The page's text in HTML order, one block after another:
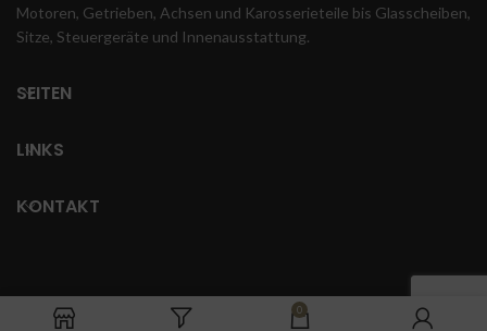
Motoren, Getrieben, Achsen und Karosserieteile bis Glasscheiben,
Sitze, Steuergeräte und Innenausstattung.
SEITEN
LINKS
KONTAKT
0